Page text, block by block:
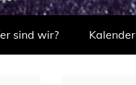
sind wir? Kalender